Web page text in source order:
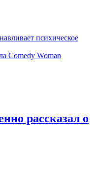
психическое
Comedy Woman
рассказал о